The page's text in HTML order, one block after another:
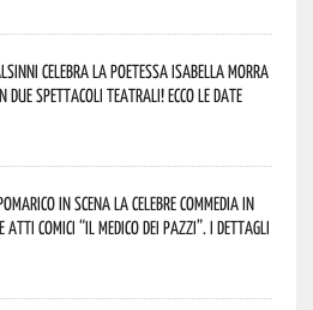
celebra la poetessa Isabella Morra
due spettacoli teatrali! Ecco le date
in scena la celebre commedia in
atti comici “Il medico dei pazzi”. I dettagli